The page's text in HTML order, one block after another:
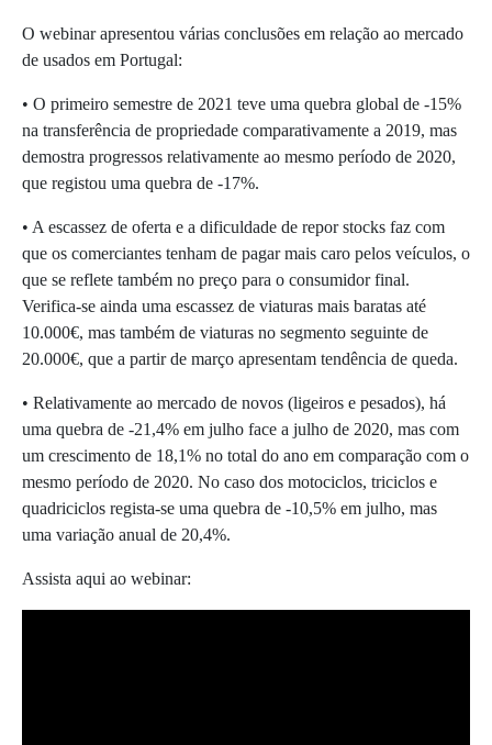
O webinar apresentou várias conclusões em relação ao mercado
de usados em Portugal:
• O primeiro semestre de 2021 teve uma quebra global de -15%
na transferência de propriedade comparativamente a 2019, mas
demostra progressos relativamente ao mesmo período de 2020,
que registou uma quebra de -17%.
• A escassez de oferta e a dificuldade de repor stocks faz com
que os comerciantes tenham de pagar mais caro pelos veículos, o
que se reflete também no preço para o consumidor final.
Verifica-se ainda uma escassez de viaturas mais baratas até
10.000€, mas também de viaturas no segmento seguinte de
20.000€, que a partir de março apresentam tendência de queda.
• Relativamente ao mercado de novos (ligeiros e pesados), há
uma quebra de -21,4% em julho face a julho de 2020, mas com
um crescimento de 18,1% no total do ano em comparação com o
mesmo período de 2020. No caso dos motociclos, triciclos e
quadriciclos regista-se uma quebra de -10,5% em julho, mas
uma variação anual de 20,4%.
Assista aqui ao webinar: